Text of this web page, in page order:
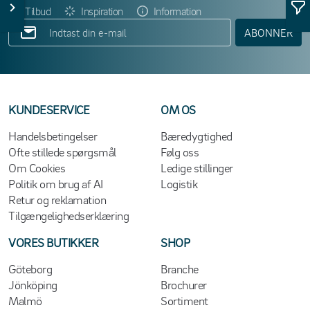
Tilbud Inspiration
Information
ABONNER
KUNDESERVICE
Handelsbetingelser
Ofte stillede spørgsmål
Om Cookies
Politik om brug af AI
Retur og reklamation
Tilgængelighedserklæring
OM OS
Bæredygtighed
Følg oss
Ledige stillinger
Logistik
VORES BUTIKKER
Göteborg
Jönköping
Malmö
SHOP
Branche
Brochurer
Sortiment